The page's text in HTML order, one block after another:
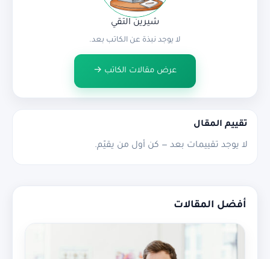
شيرين التقي
لا يوجد نبذة عن الكاتب بعد.
عرض مقالات الكاتب →
تقييم المقال
لا يوجد تقييمات بعد — كن أول من يقيّم.
أفضل المقالات